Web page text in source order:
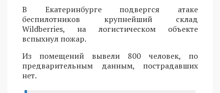
В Екатеринбурге подвергся атаке
беспилотников крупнейший склад
Wildberries, на логистическом объекте
вспыхнул пожар.
Из помещений вывели 800 человек, по
предварительным данным, пострадавших
нет.